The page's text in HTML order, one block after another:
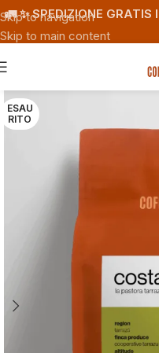
Skip to navigation
Skip to main content
🚛 ✨ SPEDIZIONE
ESAU
RITO